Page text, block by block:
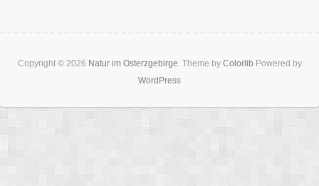
Copyright © 2026 Natur im Osterzgebirge . Theme by Colorlib Powered by
WordPress